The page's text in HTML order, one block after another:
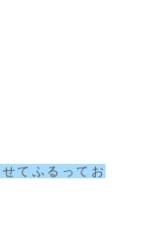
てふるってお